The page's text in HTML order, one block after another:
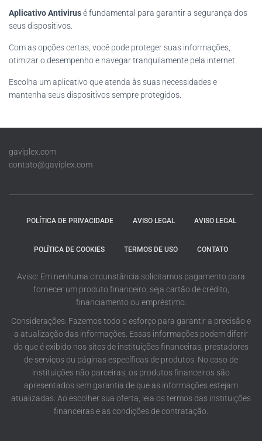
Aplicativo Antivirusé fundamental para garantir a segurança dos
seus dispositivos.
Com as opções certas, você pode proteger suas informações,
otimizar o desempenho e navegar tranquilamente pela internet.
Escolha um aplicativo que atenda às suas necessidades e
mantenha seus dispositivos sempre protegidos.
gaviplex.com
contato@gaviplex.com
POLÍTICA DE PRIVACIDADE AVISO LEGAL AVISO LEGAL
POLÍTICA DE COOKIES TERMOS DE USO CONTATO
Aviso: Em nenhuma circunstância solicitamos pagamento para
fornecer um produto financeiro, seja cartão de crédito,
financiamento ou empréstimo.
Considerações: Fazemos todo o esforço para garantir a precisão e
a atualização das informações. Essas informações podem diferir
do que é exibido nos sites de instituições financeiras, prestadores
de serviços ou páginas específicas de produtos. No caso de
instituições não parceiras, os produtos financeiros são
apresentados sem garantia de que as informações estejam
atualizadas. Ao escolher sua oferta, leia os termos das instituições
financeiras e as condições de contratação.